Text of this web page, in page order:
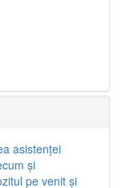
asistenței
și
pe venit și